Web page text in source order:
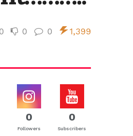
0 0 1,399
0
Followers
0
Subscribers